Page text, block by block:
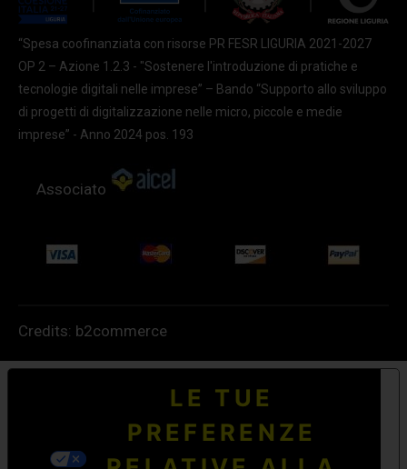
“Spesa coofinanziata con risorse PR FESR LIGURIA 2021-2027
OP 2 – Azione 1.2.3 - "Sostenere l'introduzione di pratiche e
tecnologie digitali nelle imprese” – Bando “Supporto allo sviluppo
di progetti di digitalizzazione nelle micro, piccole e medie
imprese” - Anno 2024 pos. 193
Associato
Credits: b2commerce
LE TUE
PREFERENZE